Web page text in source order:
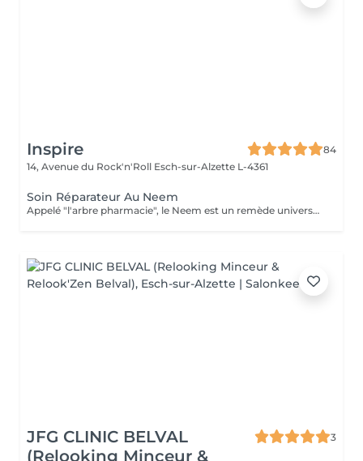
Inspire
84
14, Avenue du Rock'n'Roll Esch-sur-Alzette L-4361
Soin Réparateur Au Neem
Appelé "l'arbre pharmacie", le Neem est un remède universel en Inde. Profitez de ses bienfaits pour préserver la jeunesse de votre peau.
JFG CLINIC BELVAL
(Relooking Minceur &
3